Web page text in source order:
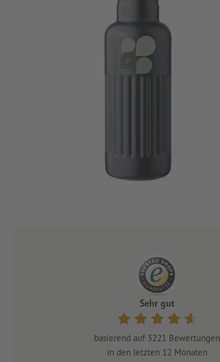
Sehr gut
basierend auf 3221 Bewertungen
in den letzten 12 Monaten